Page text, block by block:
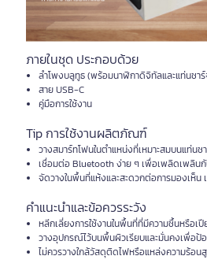
ภายในชุด ประกอบด้วย
ลำโพงบลูทูธ (พร้อมนาฬิกาดิจิทัลและแท่นชาร์
สาย USB-C
คู่มือการใช้งาน
Tip การใช้งานผลิตภัณฑ์
วางสมาร์ทโฟนในตำแหน่งที่เหมาะสมบนแท่น
เชื่อมต่อ Bluetooth ง่าย ๆ เพื่อเพลิดเพลิ
จัดวางในพื้นที่แห้งและสะดวกต่อการมองเห็น
คำแนะนำและข้อควรระวัง
หลีกเลี่ยงการใช้งานในพื้นที่ที่มีความชื้นหรือเปี
วางอุปกรณ์ไว้บนพื้นผิวเรียบและมั่นคงเพื่อป้
ไม่ควรวางใกล้วัสดุติดไฟหรือแหล่งความร้อน